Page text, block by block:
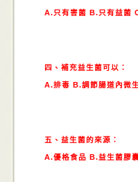
A.只有害菌 B.只有益菌
四、補充益生菌可以：
A.排毒 B.調節腸道內微
五、益生菌的來源：
A.優格食品 B.益生菌膠